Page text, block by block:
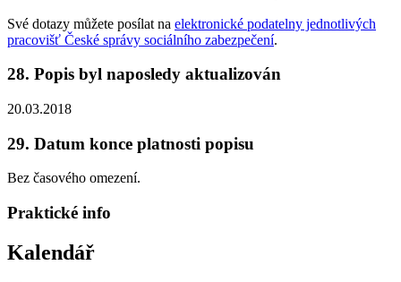
Své dotazy můžete posílat na elektronické podatelny jednotlivých
pracovišť České správy sociálního zabezpečení.
28. Popis byl naposledy aktualizován
20.03.2018
29. Datum konce platnosti popisu
Bez časového omezení.
Praktické info
Kalendář